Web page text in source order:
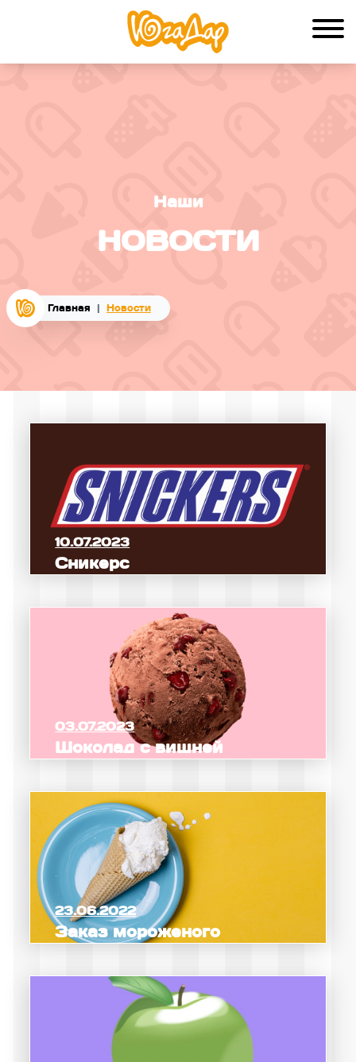
Наши
НОВОСТИ
Главная | Новости
10.07.2023
Сникерс
03.07.2023
Шоколад с вишней
23.06.2022
Заказ мороженого